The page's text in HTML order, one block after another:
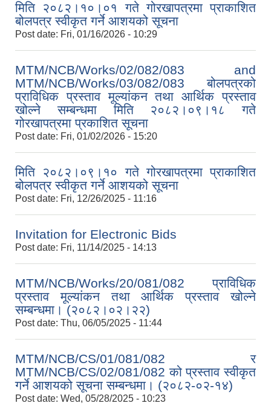
मिति २०८२।१०।०१ गते गोरखापत्रमा प्राकाशित
बोलपत्र स्वीकृत गर्ने आशयको सूचना
Post date: Fri, 01/16/2026 - 10:29
MTM/NCB/Works/02/082/083 and
MTM/NCB/Works/03/082/083 बोलपत्रको
प्राविधिक प्रस्ताव मूल्यांकन तथा आर्थिक प्रस्ताव
खोल्ने सम्बन्धमा मिति २०८२।०९।१८ गते
गोरखापत्रमा प्रकाशित सूचना
Post date: Fri, 01/02/2026 - 15:20
मिति २०८२।०९।१० गते गोरखापत्रमा प्राकाशित
बोलपत्र स्वीकृत गर्ने आशयको सूचना
Post date: Fri, 12/26/2025 - 11:16
Invitation for Electronic Bids
Post date: Fri, 11/14/2025 - 14:13
MTM/NCB/Works/20/081/082 प्राविधिक
प्रस्ताव मूल्यांकन तथा आर्थिक प्रस्ताव खोल्ने
सम्बन्धमा। (२०८२।०२।२२)
Post date: Thu, 06/05/2025 - 11:44
MTM/NCB/CS/01/081/082 र
MTM/NCB/CS/02/081/082 को प्रस्ताव स्वीकृत
गर्ने आशयको सूचना सम्बन्धमा। (२०८२-०२-१४)
Post date: Wed, 05/28/2025 - 10:23